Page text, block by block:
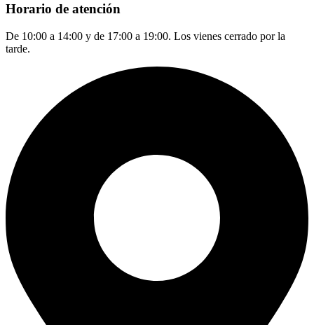
Horario de atención
De 10:00 a 14:00 y de 17:00 a 19:00. Los vienes cerrado por la
tarde.